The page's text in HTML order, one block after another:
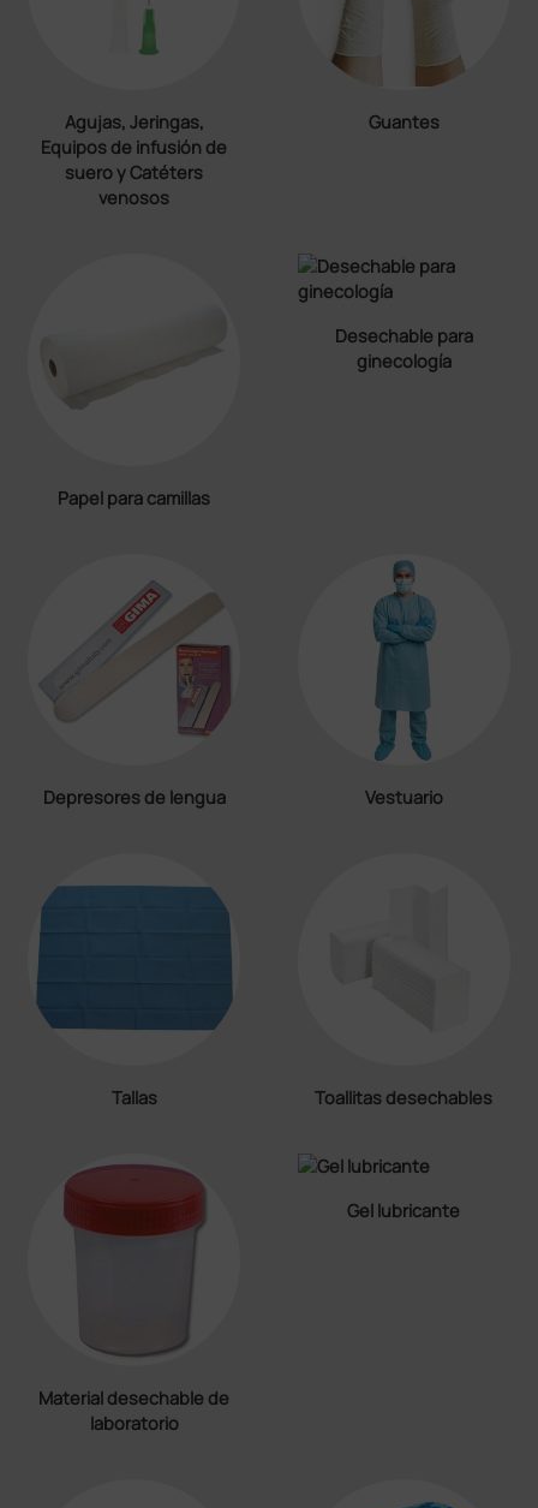
Agujas, Jeringas,
Equipos de infusión de
suero y Catéters
venosos
Guantes
Papel para camillas
Desechable para
ginecología
Depresores de lengua Vestuario
Tallas Toallitas desechables
Material desechable de
laboratorio
Gel lubricante